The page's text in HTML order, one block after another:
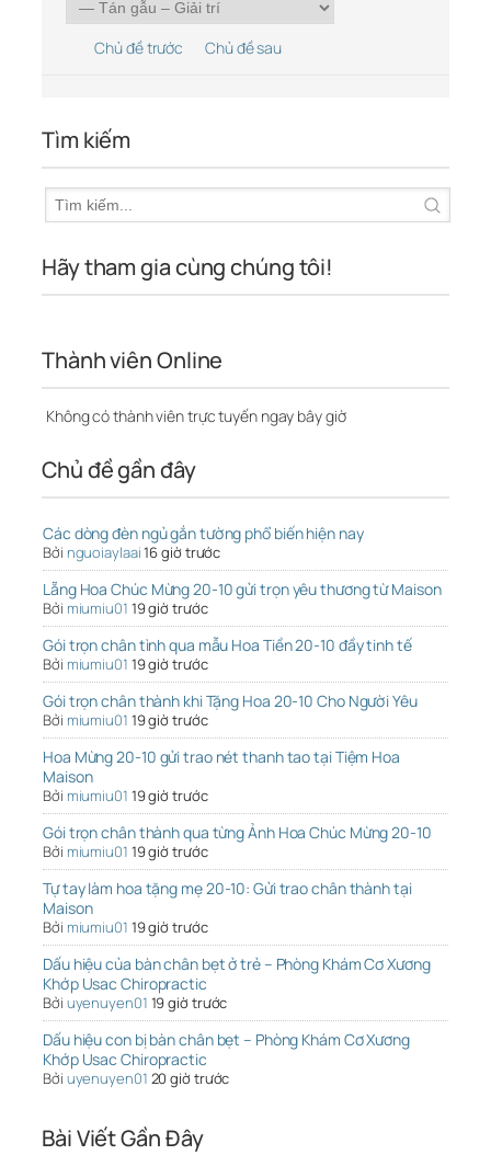
Chủ đề trước Chủ đề sau
Tìm kiếm
Hãy tham gia cùng chúng tôi!
Thành viên Online
Không có thành viên trực tuyến ngay bây giờ
Chủ đề gần đây
Các dòng đèn ngủ gắn tường phổ biến hiện nay
Bởi nguoiaylaai16 giờ trước
Lẵng Hoa Chúc Mừng 20-10 gửi trọn yêu thương từ Maison
Bởi miumiu01 19 giờ trước
Gói trọn chân tình qua mẫu Hoa Tiền 20-10 đầy tinh tế
Bởi miumiu01 19 giờ trước
Gói trọn chân thành khi Tặng Hoa 20-10 Cho Người Yêu
Bởi miumiu01 19 giờ trước
Hoa Mừng 20-10 gửi trao nét thanh tao tại Tiệm Hoa
Maison
Bởi miumiu01 19 giờ trước
Gói trọn chân thành qua từng Ảnh Hoa Chúc Mừng 20-10
Bởi miumiu01 19 giờ trước
Tự tay làm hoa tặng mẹ 20-10: Gửi trao chân thành tại
Maison
Bởi miumiu01 19 giờ trước
Dấu hiệu của bàn chân bẹt ở trẻ – Phòng Khám Cơ Xương
Khớp Usac Chiropractic
Bởi uyenuyen01 19 giờ trước
Dấu hiệu con bị bàn chân bẹt – Phòng Khám Cơ Xương
Khớp Usac Chiropractic
Bởi uyenuyen01 20 giờ trước
Bài Viết Gần Đây